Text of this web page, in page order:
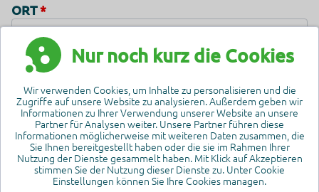
ORT
LAND
BEVORZUGTE E-MAIL SPRACHE
IHRE HAUPTANWENDUNG FÜR IFC
Nur noch kurz die Cookies
Wir verwenden Cookies, um Inhalte zu personalisieren und die
Zugriffe auf unsere Website zu analysieren. Außerdem geben wir
Informationen zu Ihrer Verwendung unserer Website an unsere
Partner für Analysen weiter. Unsere Partner führen diese
Informationen möglicherweise mit weiteren Daten zusammen, die
Sie Ihnen bereitgestellt haben oder die sie im Rahmen Ihrer
Nutzung der Dienste gesammelt haben. Mit Klick auf Akzeptieren
stimmen Sie der Nutzung dieser Dienste zu. Unter Cookie
Einstellungen können Sie Ihre Cookies managen.